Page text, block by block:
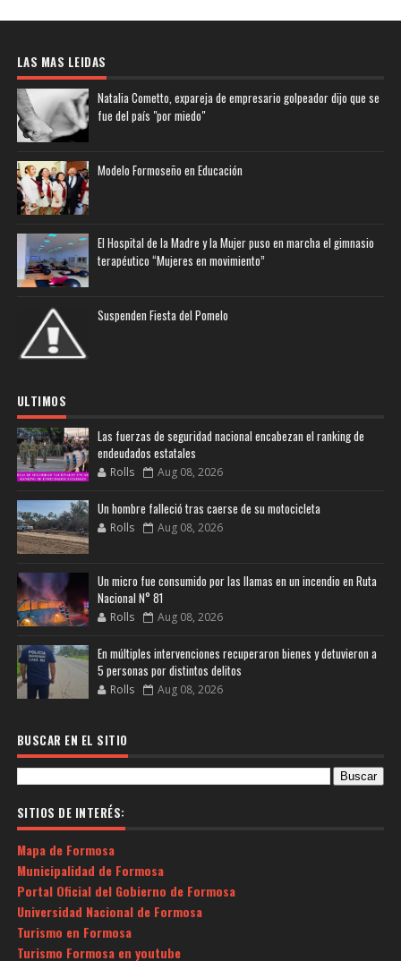
LAS MAS LEIDAS
Natalia Cometto, expareja de empresario golpeador dijo que se
fue del país "por miedo"
Modelo Formoseño en Educación
El Hospital de la Madre y la Mujer puso en marcha el gimnasio
terapéutico “Mujeres en movimiento”
Suspenden Fiesta del Pomelo
ULTIMOS
Las fuerzas de seguridad nacional encabezan el ranking de
endeudados estatales
Rolls Aug 08, 2026
Un hombre falleció tras caerse de su motocicleta
Rolls Aug 08, 2026
Un micro fue consumido por las llamas en un incendio en Ruta
Nacional N° 81
Rolls Aug 08, 2026
En múltiples intervenciones recuperaron bienes y detuvieron a
5 personas por distintos delitos
Rolls Aug 08, 2026
BUSCAR EN EL SITIO
SITIOS DE INTERÉS:
Mapa de Formosa
Municipalidad de Formosa
Portal Oficial del Gobierno de Formosa
Universidad Nacional de Formosa
Turismo en Formosa
Turismo Formosa en youtube